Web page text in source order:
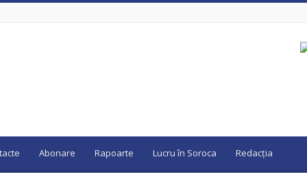
Abonare Rapoarte Lucru în Soroca Redacția